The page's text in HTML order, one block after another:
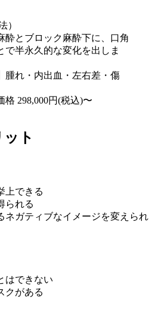
）
酔とブロック麻酔下に、口角
で半永久的な変化を出しま
腫れ・内出血・左右差・傷
格 298,000円(税込)〜
ト
上できる
られる
ネガティブなイメージを変えられ
はできない
クがある